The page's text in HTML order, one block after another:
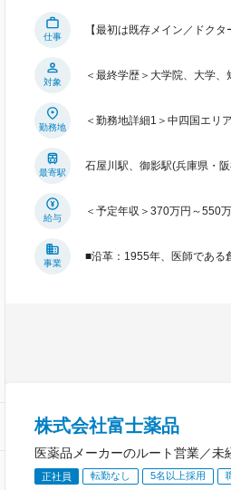
仕事
【最初は既存メイン／ドク
対象
＜最終学歴＞大学院、大学
勤務地
＜勤務地詳細1＞中四国エリ
最寄駅
石屋川駅、御影駅(兵庫県・
給与
＜予定年収＞370万円～550
事業
■沿革：1955年、医師である
株式会社富士薬品
医薬品メーカーのルート営業／未
正社員 転勤なし 5名以上採用